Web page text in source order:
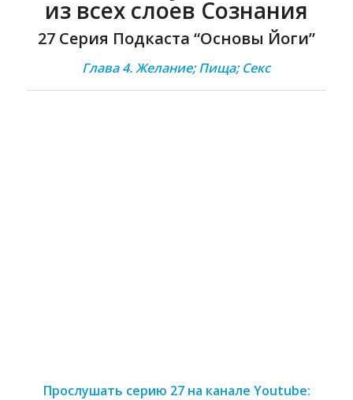
из всех слоев Сознания
27 Серия Подкаста “Основы Йоги”
Глава 4. Желание; Пища; Секс
Прослушать серию 27 на канале Youtube: